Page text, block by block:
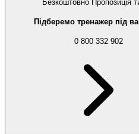
Безкоштовно Пропозиція
Підберемо тренажер під
0 800 332 902